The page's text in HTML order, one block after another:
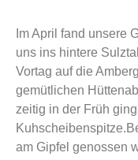
Im April fand unsere
uns ins hintere
Vortag auf die
gemütlichen
zeitig in der Früh
am Gipfel genossen